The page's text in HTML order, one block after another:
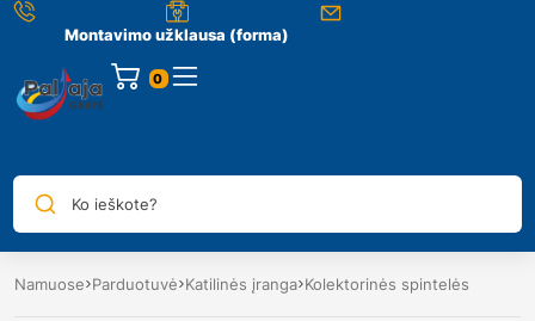
Montavimo užklausa (forma)
0
Ko ieškote?
Namuose Parduotuvė Katilinės įranga Kolektorinės spintelės